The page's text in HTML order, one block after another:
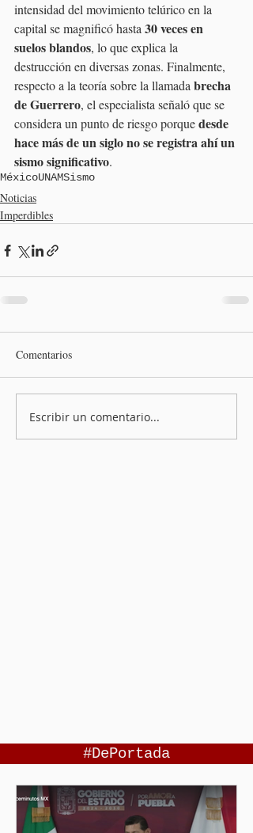
intensidad del movimiento telúrico en la
capital se magnificó hasta 30 veces en
suelos blandos, lo que explica la
destrucción en diversas zonas. Finalmente,
respecto a la teoría sobre la llamada brecha
de Guerrero, el especialista señaló que se
considera un punto de riesgo porque desde
hace más de un siglo no se registra ahí un
sismo significativo.
MéxicoUNAMSismo
Noticias
Imperdibles
Comentarios
Escribir un comentario...
#DePortada